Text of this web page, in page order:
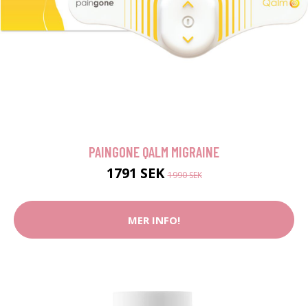
PAINGONE QALM MIGRAINE
1791 SEK1990 SEK
MER INFO!